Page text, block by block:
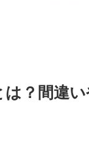
は？間違